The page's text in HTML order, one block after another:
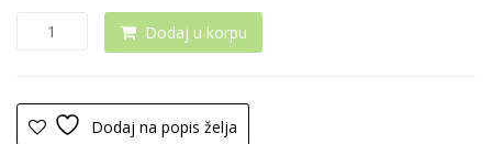
Dodaj u korpu
Dodaj na popis želja